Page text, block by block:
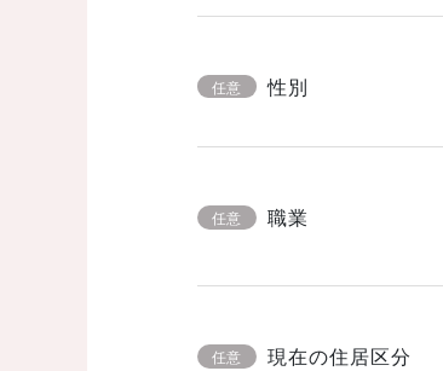
任意 性別
任意 職業
任意 現在の住居区分